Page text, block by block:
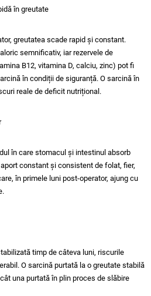
în greutate
greutatea scade rapid și constant.
semnificativ, iar rezervele de
B12, vitamina D, calciu, zinc) pot fi
în condiții de siguranță. O sarcină în
reale de deficit nutrițional.
în care stomacul și intestinul absorb
constant și consistent de folat, fier,
în primele luni post-operator, ajung cu
timp de câteva luni, riscurile
O sarcină purtată la o greutate stabilă
una purtată în plin proces de slăbire